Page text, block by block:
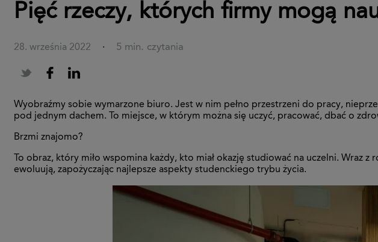
Pięć rzeczy, których firmy mogą
28. września 2022 · 5 min. czytania
Wyobraźmy sobie wymarzone biuro. Jest w nim pełno przestrzeni do pracy,
pod jednym dachem. To miejsce, w którym można się uczyć, pracować, dbać o
Brzmi znajomo?
To obraz, który miło wspomina każdy, kto miał okazję studiować na uczelni. Wraz
ewoluują, zapożyczając najlepsze aspekty studenckiego trybu życia.